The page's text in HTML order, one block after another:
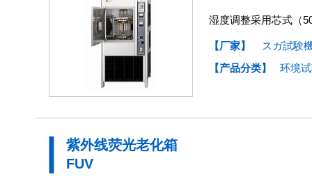
湿度调整采用芯式（
【厂家】
スガ試験
【产品分类】
环境
紫外线荧光老化箱
FUV